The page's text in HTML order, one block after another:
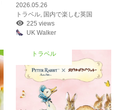
2026.05.26
トラベル, 国内で楽しむ英国
225 views
UK Walker
トラベル